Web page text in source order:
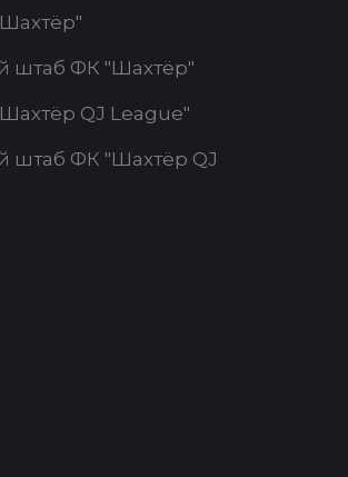
штаб ФК "Шахтёр"
QJ League"
штаб ФК "Шахтёр QJ